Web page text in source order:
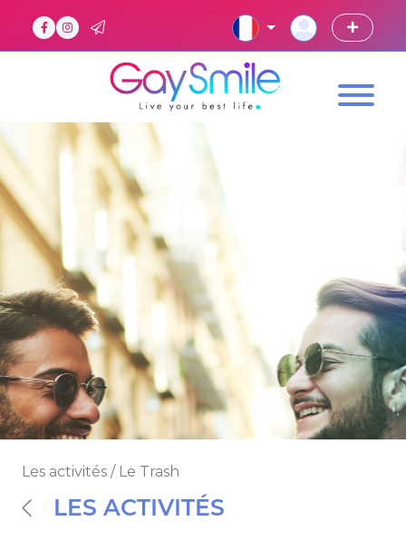
Les activités / Le Trash
LES ACTIVITÉS